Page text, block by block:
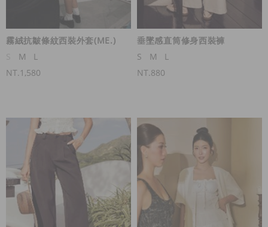
霧絨抗皺條紋西裝外套(ME.)
M
L
NT.1,580
垂墜感直筒修身西裝褲
S
M
L
NT.880